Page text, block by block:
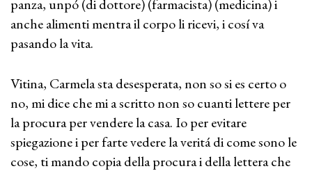
panza, unpó (di dottore) (farmacista) (medicina) i
anche alimenti mentra il corpo li ricevi, i cosí va
pasando la vita.
Vitina, Carmela sta desesperata, non so si es certo o
no, mi dice che mi a scritto non so cuanti lettere per
la procura per vendere la casa. Io per evitare
spiegazione i per farte vedere la veritá di come sono le
cose, ti mando copia della procura i della lettera che